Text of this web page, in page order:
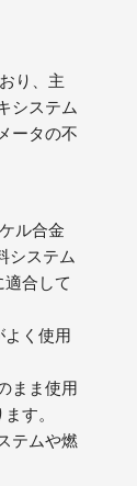
り、主
システム
ータの不
ル合金
システム
合して
く使用
まま使用
す。
テムや燃